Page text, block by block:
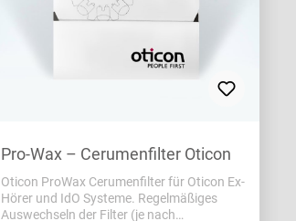
Pro-Wax – Cerumenfilter Oticon
Oticon ProWax Cerumenfilter für Oticon Ex-
Hörer und IdO Systeme. Regelmäßiges
Auswechseln der Filter (je nach